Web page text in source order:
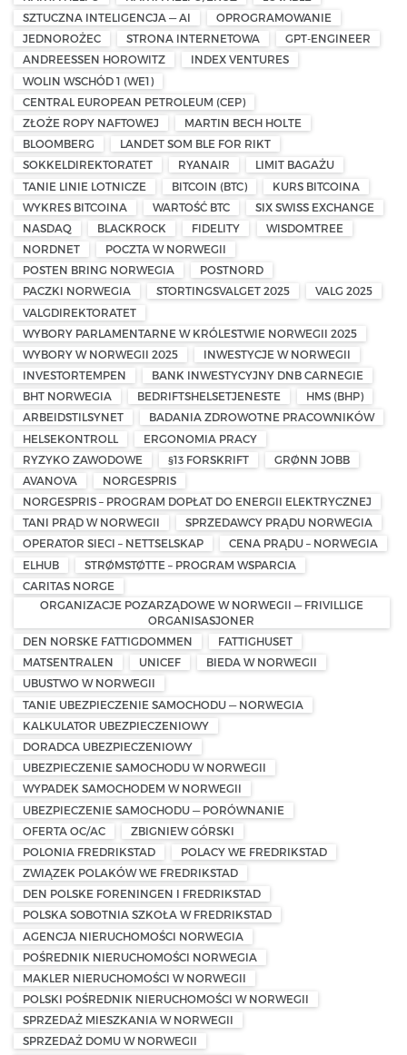
SZTUCZNA INTELIGENCJA — AI
OPROGRAMOWANIE
JEDNOROŻEC
STRONA INTERNETOWA
GPT-ENGINEER
ANDREESSEN HOROWITZ
INDEX VENTURES
WOLIN WSCHÓD 1 (WE1)
CENTRAL EUROPEAN PETROLEUM (CEP)
ZŁOŻE ROPY NAFTOWEJ
MARTIN BECH HOLTE
BLOOMBERG
LANDET SOM BLE FOR RIKT
SOKKELDIREKTORATET
RYANAIR
LIMIT BAGAŻU
TANIE LINIE LOTNICZE
BITCOIN (BTC)
KURS BITCOINA
WYKRES BITCOINA
WARTOŚĆ BTC
SIX SWISS EXCHANGE
NASDAQ
BLACKROCK FIDELITY
WISDOMTREE
NORDNET
POCZTA W NORWEGII
POSTEN BRING NORWEGIA
POSTNORD
PACZKI NORWEGIA
STORTINGSVALGET 2025
VALG 2025
VALGDIREKTORATET
WYBORY PARLAMENTARNE W KRÓLESTWIE NORWEGII 2025
WYBORY W NORWEGII 2025
INWESTYCJE W NORWEGII
INVESTORTEMPEN
BANK INWESTYCYJNY DNB CARNEGIE
BHT NORWEGIA
BEDRIFTSHELSETJENESTE
HMS (BHP)
ARBEIDSTILSYNET
BADANIA ZDROWOTNE PRACOWNIKÓW
HELSEKONTROLL
ERGONOMIA PRACY
RYZYKO ZAWODOWE
§13 FORSKRIFT
GRØNN JOBB
AVANOVA
NORGESPRIS
NORGESPRIS – PROGRAM DOPŁAT DO ENERGII ELEKTRYCZNEJ
TANI PRĄD W NORWEGII
SPRZEDAWCY PRĄDU NORWEGIA
OPERATOR SIECI – NETTSELSKAP
CENA PRĄDU – NORWEGIA
ELHUB
STRØMSTØTTE – PROGRAM WSPARCIA
CARITAS NORGE
ORGANIZACJE POZARZĄDOWE W NORWEGII — FRIVILLIGE
ORGANISASJONER
DEN NORSKE FATTIGDOMMEN
FATTIGHUSET
MATSENTRALEN
UNICEF
BIEDA W NORWEGII
UBUSTWO W NORWEGII
TANIE UBEZPIECZENIE SAMOCHODU — NORWEGIA
KALKULATOR UBEZPIECZENIOWY
DORADCA UBEZPIECZENIOWY
UBEZPIECZENIE SAMOCHODU W NORWEGII
WYPADEK SAMOCHODEM W NORWEGII
UBEZPIECZENIE SAMOCHODU — PORÓWNANIE
OFERTA OC/AC
ZBIGNIEW GÓRSKI
POLONIA FREDRIKSTAD
POLACY WE FREDRIKSTAD
ZWIĄZEK POLAKÓW WE FREDRIKSTAD
DEN POLSKE FORENINGEN I FREDRIKSTAD
POLSKA SOBOTNIA SZKOŁA W FREDRIKSTAD
AGENCJA NIERUCHOMOŚCI NORWEGIA
POŚREDNIK NIERUCHOMOŚCI NORWEGIA
MAKLER NIERUCHOMOŚCI W NORWEGII
POLSKI POŚREDNIK NIERUCHOMOŚCI W NORWEGII
SPRZEDAŻ MIESZKANIA W NORWEGII
SPRZEDAŻ DOMU W NORWEGII